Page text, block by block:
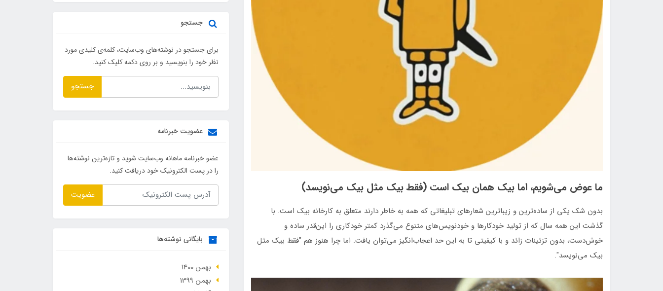
ما عوض می‌شویم، اما بیک همان بیک است (فقط بیک مثل بیک می‌نویسد)
بدون شک یکی از ساده‌ترین و زیباترین شعارهای تبلیغاتی که همه به خاطر دارند متعلق به کارخانه بیک است. با
گذشت این همه سال که از تولید خودکارها و خودنویس‌های متنوع می‌گذرد کمتر خودکاری را این‌قدر ساده و
خوش‌دست، بدون تزئینات زائد و با کیفیتی تا به این حد اعجاب‌انگیز می‌توان یافت. اما چرا هنوز هم "فقط بیک مثل
بیک می‌نویسد".
جستجو
برای جستجو در نوشته‌های وب‌سایت، کلمه‌ی کلیدی مورد
نظر خود را بنویسید و بر روی دکمه کلیک کنید.
جستجو
عضویت خبرنامه
عضو خبرنامه ماهانه وب‌سایت شوید و تازه‌ترین نوشته‌ها
را در پست الکترونیک خود دریافت کنید.
عضویت
بایگانی نوشته‌ها
بهمن 1400
بهمن 1399